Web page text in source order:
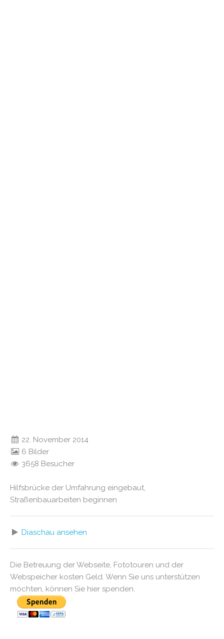
22. November 2014
6 Bilder
3658 Besucher
Hilfsbrücke der Umfahrung eingebaut,
Straßenbauarbeiten beginnen
Diaschau ansehen
Die Betreuung der Webseite, Fototouren und der
Webspeicher kosten Geld. Wenn Sie uns unterstützen
möchten, können Sie hier spenden.